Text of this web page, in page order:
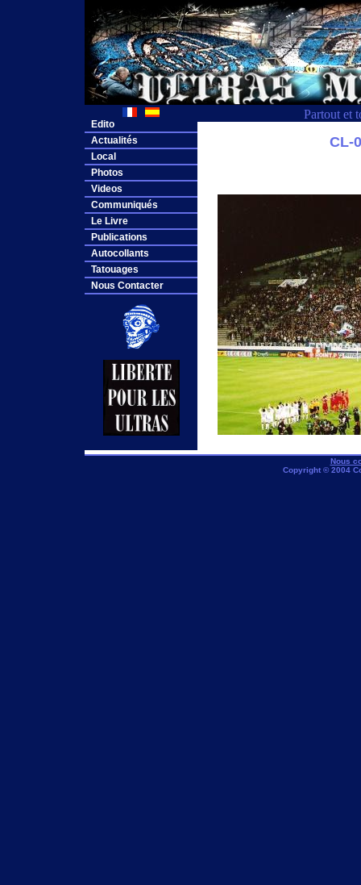
Partout et
Edito
Actualités
Local
Photos
Videos
Communiqués
Le Livre
Publications
Autocollants
Tatouages
Nous Contacter
CL-
Nous
Copyright © 2004